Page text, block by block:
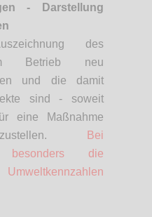
- Darstellung
des
Betrieb neu
und die damit
sind - soweit
eine Maßnahme
Bei
besonders die